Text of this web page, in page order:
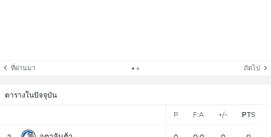
ที่ผ่านมา ถัดไป
ตารางในปัจจุบัน
P F:A +/- PTS